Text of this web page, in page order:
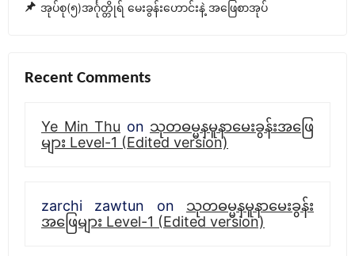
အုပ်စု(၅)အင်္ဂုတ္တိုရ် မေးခွန်းဟောင်းနဲ့ အဖြေစာအုပ်
Recent Comments
Ye Min Thu on သုတဓမ္မနမူနာမေးခွန်းအဖြေ
များ Level-1 (Edited version)
zarchi zawtun on သုတဓမ္မနမူနာမေးခွန်း
အဖြေများ Level-1 (Edited version)